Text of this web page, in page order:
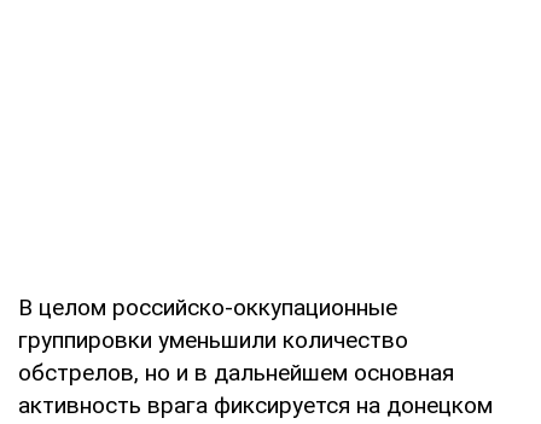
В целом российско-оккупационные
группировки уменьшили количество
обстрелов, но и в дальнейшем основная
активность врага фиксируется на донецком